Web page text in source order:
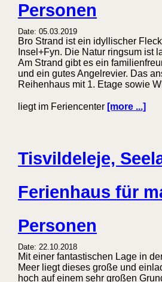
Personen
Date: 05.03.2019
Bro Strand ist ein idyllischer
Insel+Fyn. Die Natur ringsum ist
Am Strand gibt es ein
und ein gutes Angelrevier. Das
Reihenhaus mit 1. Etage sowie
liegt im Feriencenter [more ...]
Tisvildeleje,
Ferienhaus für
Personen
Date: 22.10.2018
Mit einer fantastischen Lage in
Meer liegt dieses große und
hoch auf einem sehr großen